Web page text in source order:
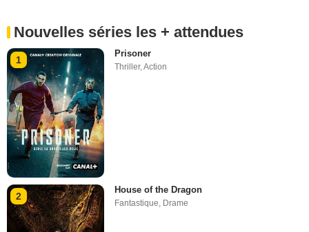
Nouvelles séries les + attendues
1
Prisoner
Thriller,Action
2
House of the Dragon
Fantastique, Drame